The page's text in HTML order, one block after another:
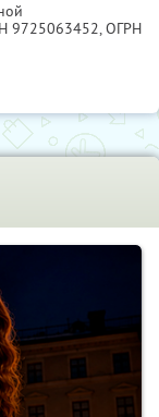
9725063452, ОГРН